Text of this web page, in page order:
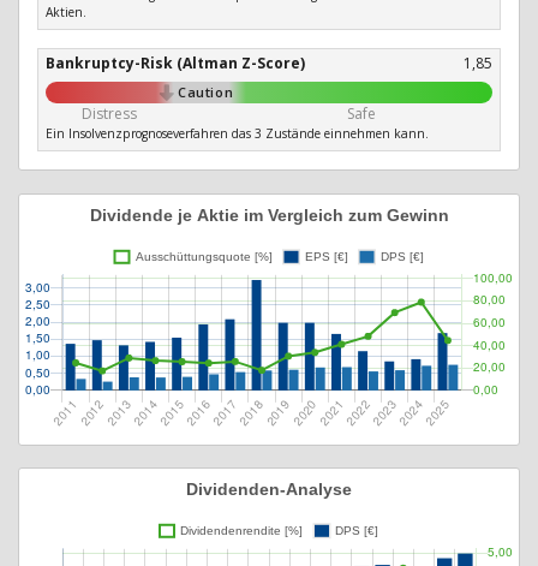
Aktien.
Bankruptcy-Risk (Altman Z-Score) 1,85
Caution
Distress Safe
Ein Insolvenzprognoseverfahren das 3 Zustände einnehmen kann.